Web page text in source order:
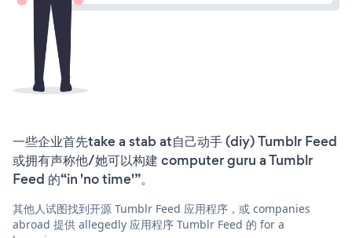
一些企业首先take a stab at自己动手 (diy) Tumblr Feed
或拥有声称他/她可以构建 computer guru a Tumblr
Feed 的“in 'no time'”。
其他人试图找到开源 Tumblr Feed 应用程序，或 companies
abroad 提供 allegedly 应用程序 Tumblr Feed 的 for a